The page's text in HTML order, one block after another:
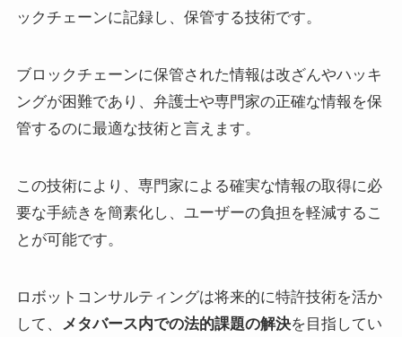
ックチェーンに記録し、保管する技術です。
ブロックチェーンに保管された情報は改ざんやハッキ
ングが困難であり、弁護士や専門家の正確な情報を保
管するのに最適な技術と言えます。
この技術により、専門家による確実な情報の取得に必
要な手続きを簡素化し、ユーザーの負担を軽減するこ
とが可能です。
ロボットコンサルティングは将来的に特許技術を活か
して、 メタバース内での法的課題の解決を目指してい